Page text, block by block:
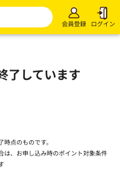
会員登録 ログイン
了しています
点のものです。
は、お申し込み時のポイント対象条件